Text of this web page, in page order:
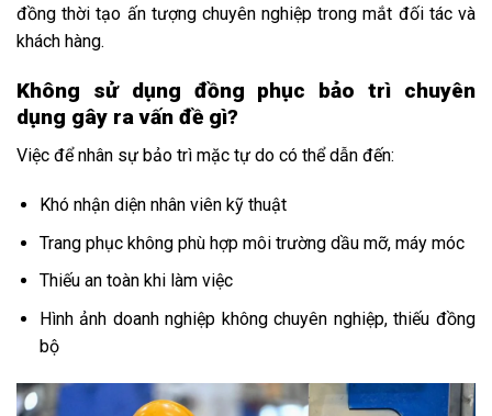
đồng thời tạo ấn tượng chuyên nghiệp trong mắt đối tác và
khách hàng.
Không sử dụng đồng phục bảo trì chuyên
dụng gây ra vấn đề gì?
Việc để nhân sự bảo trì mặc tự do có thể dẫn đến:
Khó nhận diện nhân viên kỹ thuật
Trang phục không phù hợp môi trường dầu mỡ, máy móc
Thiếu an toàn khi làm việc
Hình ảnh doanh nghiệp không chuyên nghiệp, thiếu đồng
bộ